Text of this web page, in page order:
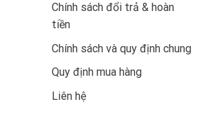
Chính sách đổi trả & hoàn
tiền
Chính sách và quy định chung
Quy định mua hàng
Liên hệ